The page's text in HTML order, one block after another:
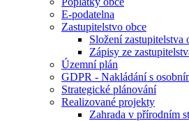
E-podatelna
Zastupitelstvo obce
Složení zastupitelstva
Zápisy ze
Územní plán
GDPR - Nakládání s
Strategické plánování
Realizované projekty
Zahrada v přírodním